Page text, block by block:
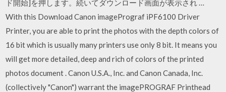
ド開始]を押します。続いてダウンロード画面が表示され …
With this Download Canon imagePrograf iPF6100 Driver
Printer, you are able to print the photos with the depth colors of
16 bit which is usually many printers use only 8 bit. It means you
will get more detailed, deep and rich of colors of the printed
photos document . Canon U.S.A., Inc. and Canon Canada, Inc.
(collectively "Canon") warrant the imagePROGRAF Printhead